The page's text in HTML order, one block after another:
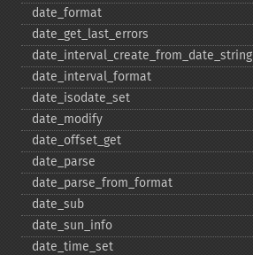
date_​format
date_​get_​last_​errors
date_​interval_​create_​from_​date_​string
date_​interval_​format
date_​isodate_​set
date_​modify
date_​offset_​get
date_​parse
date_​parse_​from_​format
date_​sub
date_​sun_​info
date_​time_​set